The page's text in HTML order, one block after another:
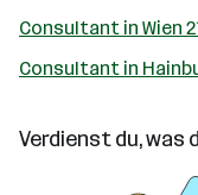
Consultant in Wien
Consultant in
Verdienst du, was